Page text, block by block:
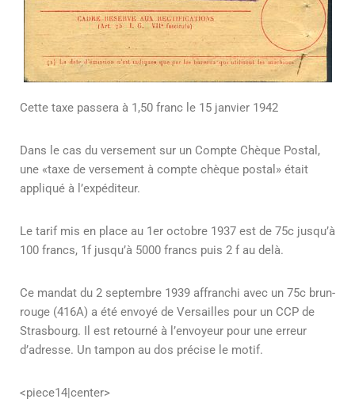
Cette taxe passera à 1,50 franc le 15 janvier 1942
Dans le cas du versement sur un Compte Chèque Postal,
une «taxe de versement à compte chèque postal» était
appliqué à l’expéditeur.
Le tarif mis en place au 1er octobre 1937 est de 75c jusqu’à
100 francs, 1f jusqu’à 5000 francs puis 2 f au delà.
Ce mandat du 2 septembre 1939 affranchi avec un 75c brun-
rouge (416A) a été envoyé de Versailles pour un CCP de
Strasbourg. Il est retourné à l’envoyeur pour une erreur
d’adresse. Un tampon au dos précise le motif.
<piece14|center>